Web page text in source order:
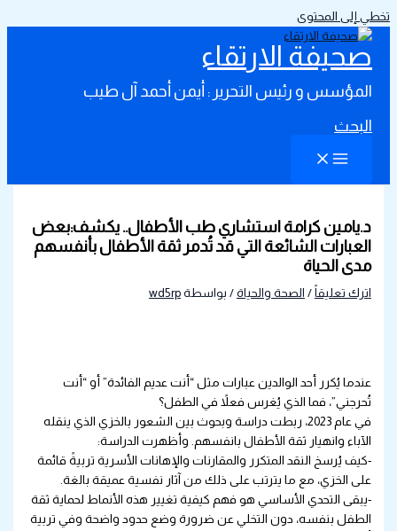
تخطي إلى المحتوى
صحيفة الارتقاء
المؤسس و رئيس التحرير : أيمن أحمد آل طيب
البحث
د.يامين كرامة استشاري طب الأطفال.. يكشف:بعض
العبارات الشائعة التي قد تُدمر ثقة الأطفال بأنفسهم
مدى الحياة
اترك تعليقاً / الصحة والحياة / بواسطة wd5rp
عندما يُكرر أحد الوالدين عبارات مثل “أنت عديم الفائدة” أو “أنت
تُحرجني”، فما الذي يُغرس فعلاً في الطفل؟
في عام 2023، ربطت دراسة وبحوث بين الشعور بالخزي الذي ينقله
الآباء وانهيار ثقة الأطفال بانفسهم. وأظهرت الدراسة:
-كيف يُرسخ النقد المتكرر والمقارنات والإهانات الأسرية تربيةً قائمة
على الخزي، مع ما يترتب على ذلك من آثار نفسية عميقة بالغة.
-يبقى التحدي الأساسي هو فهم كيفية تغيير هذه الأنماط لحماية ثقة
الطفل بنفسه، دون التخلي عن ضرورة وضع حدود واضحة وفي تربية